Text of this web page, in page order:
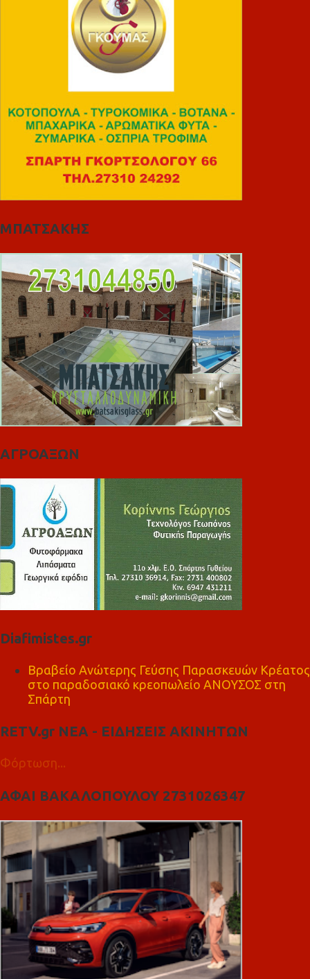
ΜΠΑΤΣΑΚΗΣ
ΑΓΡΟΑΞΩΝ
Diafimistes.gr
Βραβείο Ανώτερης Γεύσης Παρασκευών Κρέατος
στο παραδοσιακό κρεοπωλείο ΑΝΟΥΣΟΣ στη
Σπάρτη
RETV.gr ΝΕΑ - ΕΙΔΗΣΕΙΣ ΑΚΙΝΗΤΩΝ
Φόρτωση...
ΑΦΑΙ ΒΑΚΑΛΟΠΟΥΛΟΥ 2731026347